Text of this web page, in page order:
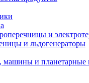
и
и льдогенераторы
машины и планетарные